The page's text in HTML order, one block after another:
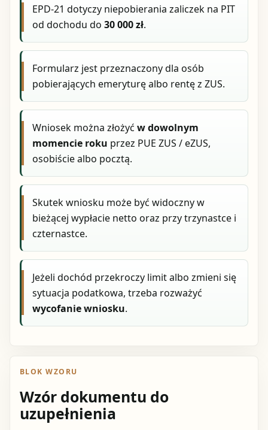
EPD-21 dotyczy niepobierania zaliczek na PIT
od dochodu do30 000 zł.
Formularz jest przeznaczony dla osób
pobierających emeryturę albo rentę z ZUS.
Wniosek można złożyćw dowolnym
momencie roku przez PUE ZUS / eZUS,
osobiście albo pocztą.
Skutek wniosku może być widoczny w
bieżącej wypłacie netto oraz przy trzynastce i
czternastce.
Jeżeli dochód przekroczy limit albo zmieni się
sytuacja podatkowa, trzeba rozważyć
wycofanie wniosku.
BLOK WZORU
Wzór dokumentu do
uzupełnienia